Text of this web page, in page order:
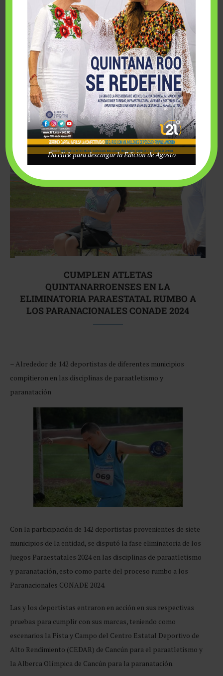
reafirmaron su calidad derrotando por 1-0 al combinado de
Guanajuato.
En tanto en las Semifinales, las cuales fueron cardíacas y se
jugó con mucha intensidad, ya que finalizó 2-2 ante Durango y
ya en la tanda de shot outs, Quintana Roo salió vencedor 2-1 y
así avanzar a la final.
CUMPLEN ATLETAS
QUINTANARROENSES EN LA
ELIMINATORIA PARAESTATAL RUMBO A
LOS PARANACIONALES CONADE 2024
– Alrededor de 142 deportistas de diferentes municipios
compitieron en las disciplinas de paraatletismo y
paranatación
Con la participación de 142 deportistas provenientes de siete
municipios de la entidad, se disputó la fase eliminatoria de los
Juegos Paraestatales 2024 en las disciplinas de paraatletismo
y paranatación, esto como parte del proceso rumbo a los
Paranacionales CONADE 2024.
Las y los deportistas entraron en acción en sus respectivas
pruebas para cumplir con sus marcas, teniendo como
escenarios la Pista y Campo del Centro Estatal Deportivo de
Alto Rendimiento (CEDAR) de Cancún para el paraatletismo y
la Alberca Olímpica de Cancún para la paranatación.
Da click para descargar la Edición de Agosto